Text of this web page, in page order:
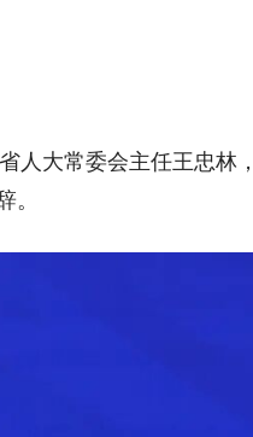
大常委会主任王忠林
。